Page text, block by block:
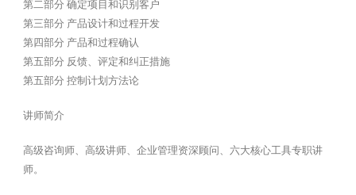
第二部分 确定项目和识别客户
第三部分 产品设计和过程开发
第四部分 产品和过程确认
第五部分 反馈、评定和纠正措施
第五部分 控制计划方法论
讲师简介
高级咨询师、高级讲师、企业管理资深顾问、六大核心工具专职讲
师。